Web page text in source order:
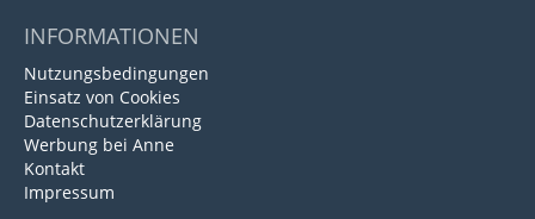
INFORMATIONEN
Nutzungsbedingungen
Einsatz von Cookies
Datenschutzerklärung
Werbung bei Anne
Kontakt
Impressum